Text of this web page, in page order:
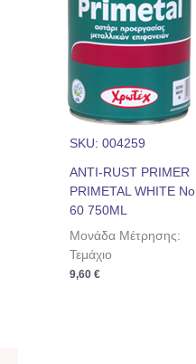
SKU: 004259
ANTI-RUST PRIMER
PRIMETAL WHITE Nο
60 750ML
Μονάδα Μέτρησης:
Τεμάχιο
9,60€